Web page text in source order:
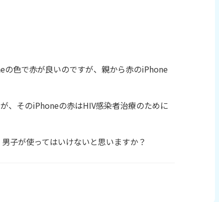
色で赤が良いのですが、親から赤のiPhone
、そのiPhoneの赤はHIV感染者治療のために
子が使ってはいけないと思いますか？